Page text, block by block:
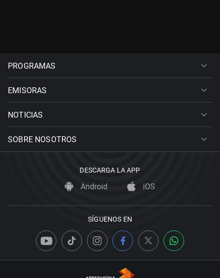
PROGRAMAS
EMISORAS
NOTICIAS
SOBRE NOSOTROS
DESCARGA LA APP
Android iOS
SÍGUENOS EN